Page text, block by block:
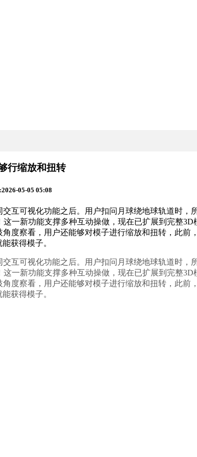
行缩放和扭转
05-05 05:08
可视化功能之后。用户扣问月球绕地球轨道时，
一新功能支撑多种互动操做，现在已扩展到完整
度察看，用户还能够对模子进行缩放和扭转，此前
获得模子。
可视化功能之后。用户扣问月球绕地球轨道时，
一新功能支撑多种互动操做，现在已扩展到完整
度察看，用户还能够对模子进行缩放和扭转，此前
获得模子。